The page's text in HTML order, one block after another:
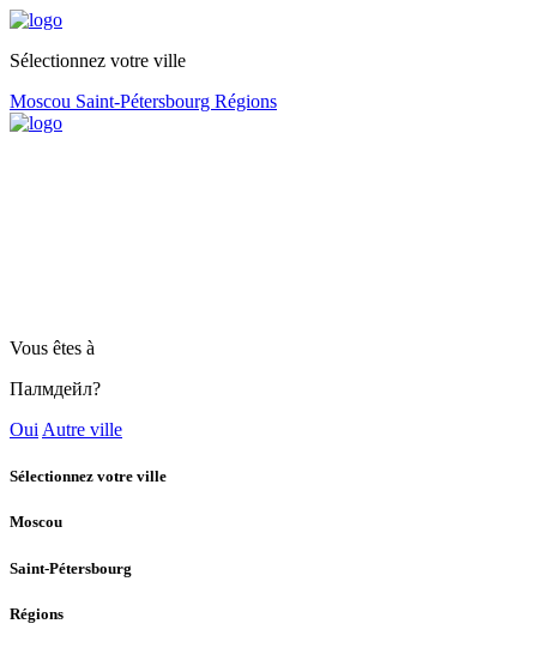
Sélectionnez votre ville
Moscou Saint-Pétersbourg Régions
Vous êtes à
Палмдейл?
Oui Autre ville
Sélectionnez votre ville
Moscou
Saint-Pétersbourg
Régions